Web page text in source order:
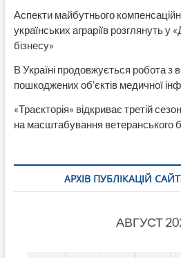
Аспекти майбутнього
українських аграріїв розглянуть у
бізнесу»
В Україні продовжується робота з
пошкоджених об’єктів медичної
«Траєкторія» відкриває третій
на масштабування ветеранського
АРХІВ ПУБЛІКАЦІЙ
АВГУСТ